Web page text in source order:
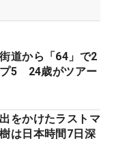
道から「64」で2
5 24歳がツアー
をかけたラストマ
は日本時間7日深